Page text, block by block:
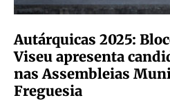
Autárquicas 2025:
Viseu apresenta
nas Assembleias
Freguesia